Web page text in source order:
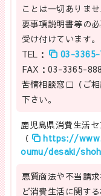
ことは一切ありま
要事項説明書等の
受け付けています。
TEL：
03-
FAX：03-3365-
苦情相談窓口（ご
下さい。
鹿児島県消費生活
（
https://
oumu/desaki/
悪質商法や不当請
ど消費生活に関す